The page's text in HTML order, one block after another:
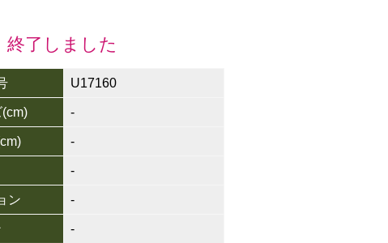
終了しました
U17160
-
-
-
ン -
-